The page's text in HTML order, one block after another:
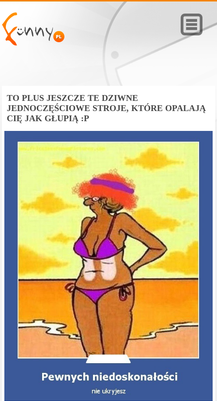
TO PLUS JESZCZE TE DZIWNE
JEDNOCZĘŚCIOWE STROJE, KTÓRE OPALAJĄ
CIĘ JAK GŁUPIĄ :P